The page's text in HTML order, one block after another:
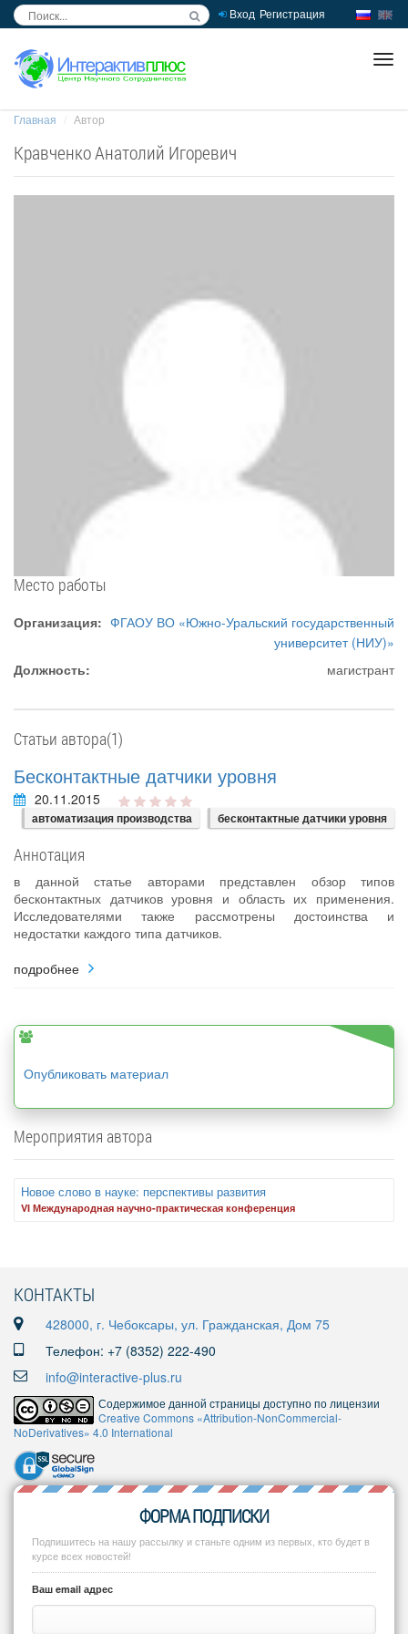
Вход Регистрация
Главная Автор
Кравченко Анатолий Игоревич
Место работы
Организация: ФГАОУ ВО «Южно-Уральский государственный
университет (НИУ)»
Должность:
магистрант
Статьи автора(1)
Бесконтактные датчики уровня
20.11.2015
автоматизация производства бесконтактные датчики уровня
Аннотация
в данной статье авторами представлен обзор типов
бесконтактных датчиков уровня и область их применения.
Исследователями также рассмотрены достоинства и
недостатки каждого типа датчиков.
подробнее
Опубликовать материал
Мероприятия автора
Новое слово в науке: перспективы развития
VI Международная научно-практическая конференция
КОНТАКТЫ
428000, г. Чебоксары, ул. Гражданская, Дом 75
Телефон: +7 (8352) 222-490
info@interactive-plus.ru
Содержимое данной страницы доступно по лицензии
Creative Commons «Attribution-NonCommercial-
NoDerivatives» 4.0 International
ФОРМА ПОДПИСКИ
Подпишитесь на нашу рассылку и станьте одним из первых, кто будет в
курсе всех новостей!
Ваш email адрес